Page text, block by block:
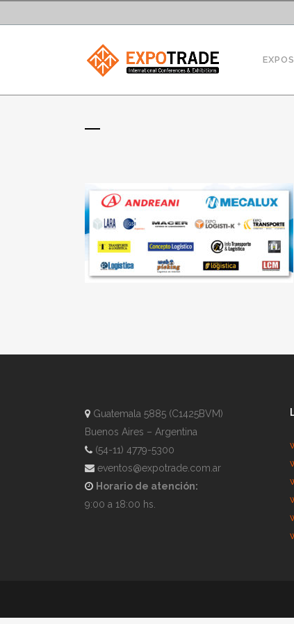
Guatemala 5885 (C1425BVM)
Buenos Aires – Argentina
(54-11) 4779-5300
eventos@expotrade.com.ar
Horario de atención:
9:00 a 18:00 hs.